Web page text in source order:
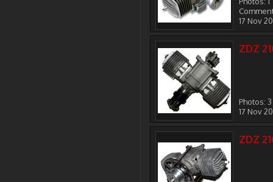
17 Nov
ZDZ
Photos: 3
17 Nov
ZDZ